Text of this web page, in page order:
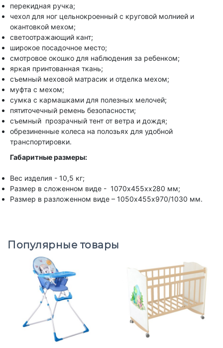
перекидная ручка;
чехол для ног цельнокроенный с круговой молнией и
окантовкой мехом;
светоотражающий кант;
широкое посадочное место;
смотровое окошко для наблюдения за ребенком;
яркая принтованная ткань;
съемный меховой матрасик и отделка мехом;
муфта с мехом;
сумка с кармашками для полезных мелочей;
пятиточечный ремень безопасности;
съемный прозрачный тент от ветра и дождя;
обрезиненные колеса на полозьях для удобной
транспортировки.
Габаритные размеры:
Вес изделия - 10,5 кг;
Размер в сложенном виде - 1070х455хх280 мм;
Размер в разложенном виде – 1050х455х970/1030 мм.
Популярные товары